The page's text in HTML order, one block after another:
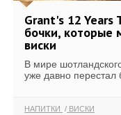
Grant's 12 Years
бочки, которые
виски
В мире
уже давно перестал
НАПИТКИ ВИСКИ